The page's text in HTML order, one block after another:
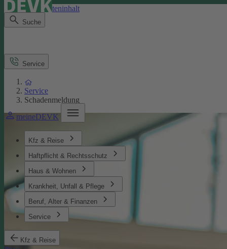
Direkt zum Seiteninhalt
Suche
meineDEVK
Kfz & Reise
Haftpflicht & Rechtsschutz
Haus & Wohnen
Krankheit, Unfall & Pflege
Beruf, Alter & Finanzen
Service
Kfz & Reise
Service
Service
Schadenmeldung